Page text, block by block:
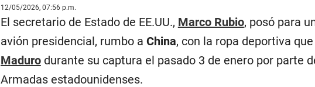
12/05/2026, 07:56 p.m.
El secretario de Estado de EE.UU., Marco Rubio, posó para
avión presidencial, rumbo a China, con la ropa deportiva
Madurodurante su captura el pasado 3 de enero por parte
Armadas estadounidenses.